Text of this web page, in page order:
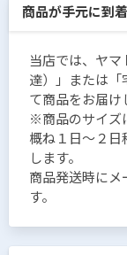
商品が手元に到
当店では、ヤ
達）」または
て商品をお届け
※商品のサイズ
概ね１日〜２
します。
商品発送時に
す。